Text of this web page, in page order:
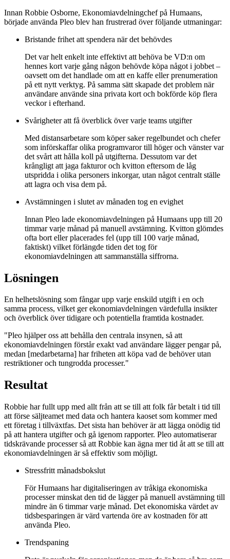
Innan Robbie Osborne, Ekonomiavdelningchef på Humaans,
började använda Pleo blev han frustrerad över följande utmaningar:
Bristande frihet att spendera när det behövdes
Det var helt enkelt inte effektivt att behöva be VD:n om
hennes kort varje gång någon behövde köpa något i jobbet –
oavsett om det handlade om att en kaffe eller prenumeration
på ett nytt verktyg. På samma sätt skapade det problem när
användare använde sina privata kort och bokförde köp flera
veckor i efterhand.
Svårigheter att få överblick över varje teams utgifter
Med distansarbetare som köper saker regelbundet och chefer
som införskaffar olika programvaror till höger och vänster var
det svårt att hålla koll på utgifterna. Dessutom var det
krångligt att jaga fakturor och kvitton eftersom de låg
utspridda i olika personers inkorgar, utan något centralt ställe
att lagra och visa dem på.
Avstämningen i slutet av månaden tog en evighet
Innan Pleo lade ekonomiavdelningen på Humaans upp till 20
timmar varje månad på manuell avstämning. Kvitton glömdes
ofta bort eller placerades fel (upp till 100 varje månad,
faktiskt) vilket förlängde tiden det tog för
ekonomiavdelningen att sammanställa siffrorna.
Lösningen
En helhetslösning som fångar upp varje enskild utgift i en och
samma process, vilket ger ekonomiavdelningen värdefulla insikter
och överblick över tidigare och potentiella framtida kostnader.
"Pleo hjälper oss att behålla den centrala insynen, så att
ekonomiavdelningen förstår exakt vad användare lägger pengar på,
medan [medarbetarna] har friheten att köpa vad de behöver utan
restriktioner och tungrodda processer."
Resultat
Robbie har fullt upp med allt från att se till att folk får betalt i tid till
att förse säljteamet med data och hantera kaoset som kommer med
ett företag i tillväxtfas. Det sista han behöver är att lägga onödig tid
på att hantera utgifter och gå igenom rapporter. Pleo automatiserar
tidskrävande processer så att Robbie kan ägna mer tid åt att se till att
ekonomiavdelningen är så effektiv som möjligt.
Stressfritt månadsbokslut
För Humaans har digitaliseringen av tråkiga ekonomiska
processer minskat den tid de lägger på manuell avstämning till
mindre än 6 timmar varje månad. Det ekonomiska värdet av
tidsbesparingen är värd vartenda öre av kostnaden för att
använda Pleo.
Trendspaning